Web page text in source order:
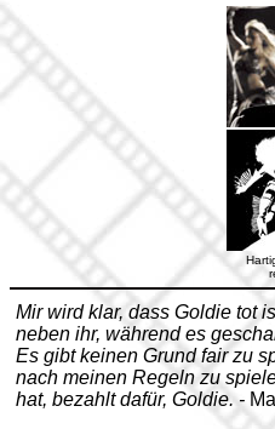
Mir wird klar, dass Goldie tot
neben ihr, während es
Es gibt keinen Grund fair zu
nach meinen Regeln zu
hat, bezahlt dafür, Goldie. -